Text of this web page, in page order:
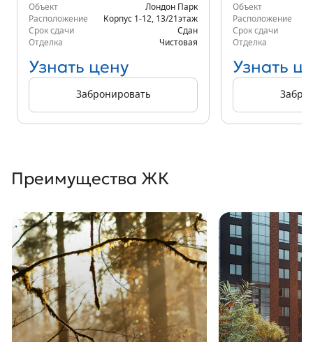
Объект
Лондон Парк
Расположение
Корпус 1-12 13/21 этаж
Срок сдачи
Сдан
Отделка
Чистовая
Узнать цену
Забронировать
Объект
Расположение
Срок сдачи
Отделка
Узнать
Преимущества ЖК